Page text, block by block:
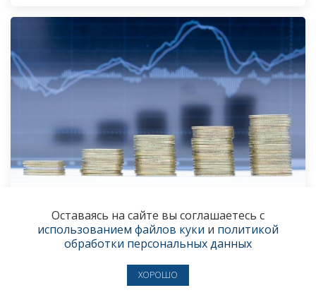
Как развивалась экономика Пермского края
в последние два года и чего можно ожидать
● ЭКОНОМИКА И БИЗНЕС
Оставаясь на сайте вы соглашаетесь с
использованием файлов куки и политикой
обработки персональных данных
ХОРОШО